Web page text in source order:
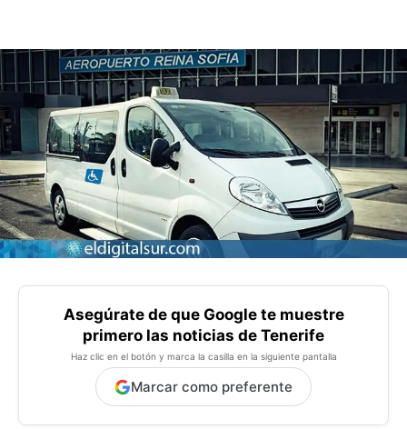
Asegúrate de que Google te muestre
primero las noticias de Tenerife
Haz clic en el botón y marca la casilla en la siguiente pantalla
Marcar como preferente